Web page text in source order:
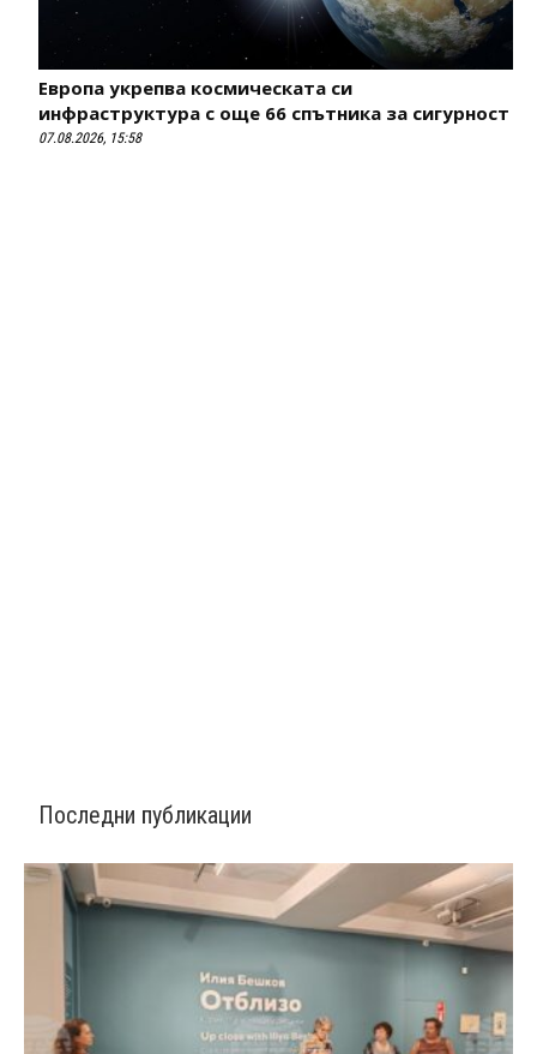
Европа укрепва космическата си
инфраструктура с още 66 спътника за сигурност
07.08.2026, 15:58
Последни публикации